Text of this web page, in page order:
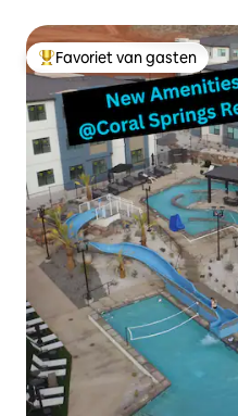
Topfavoriet van gasten
Favoriet van gasten